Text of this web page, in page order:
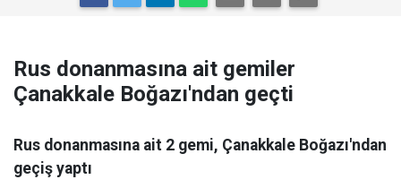
Rus donanmasına ait gemiler
Çanakkale Boğazı'ndan geçti
Rus donanmasına ait 2 gemi, Çanakkale Boğazı'ndan
geçiş yaptı